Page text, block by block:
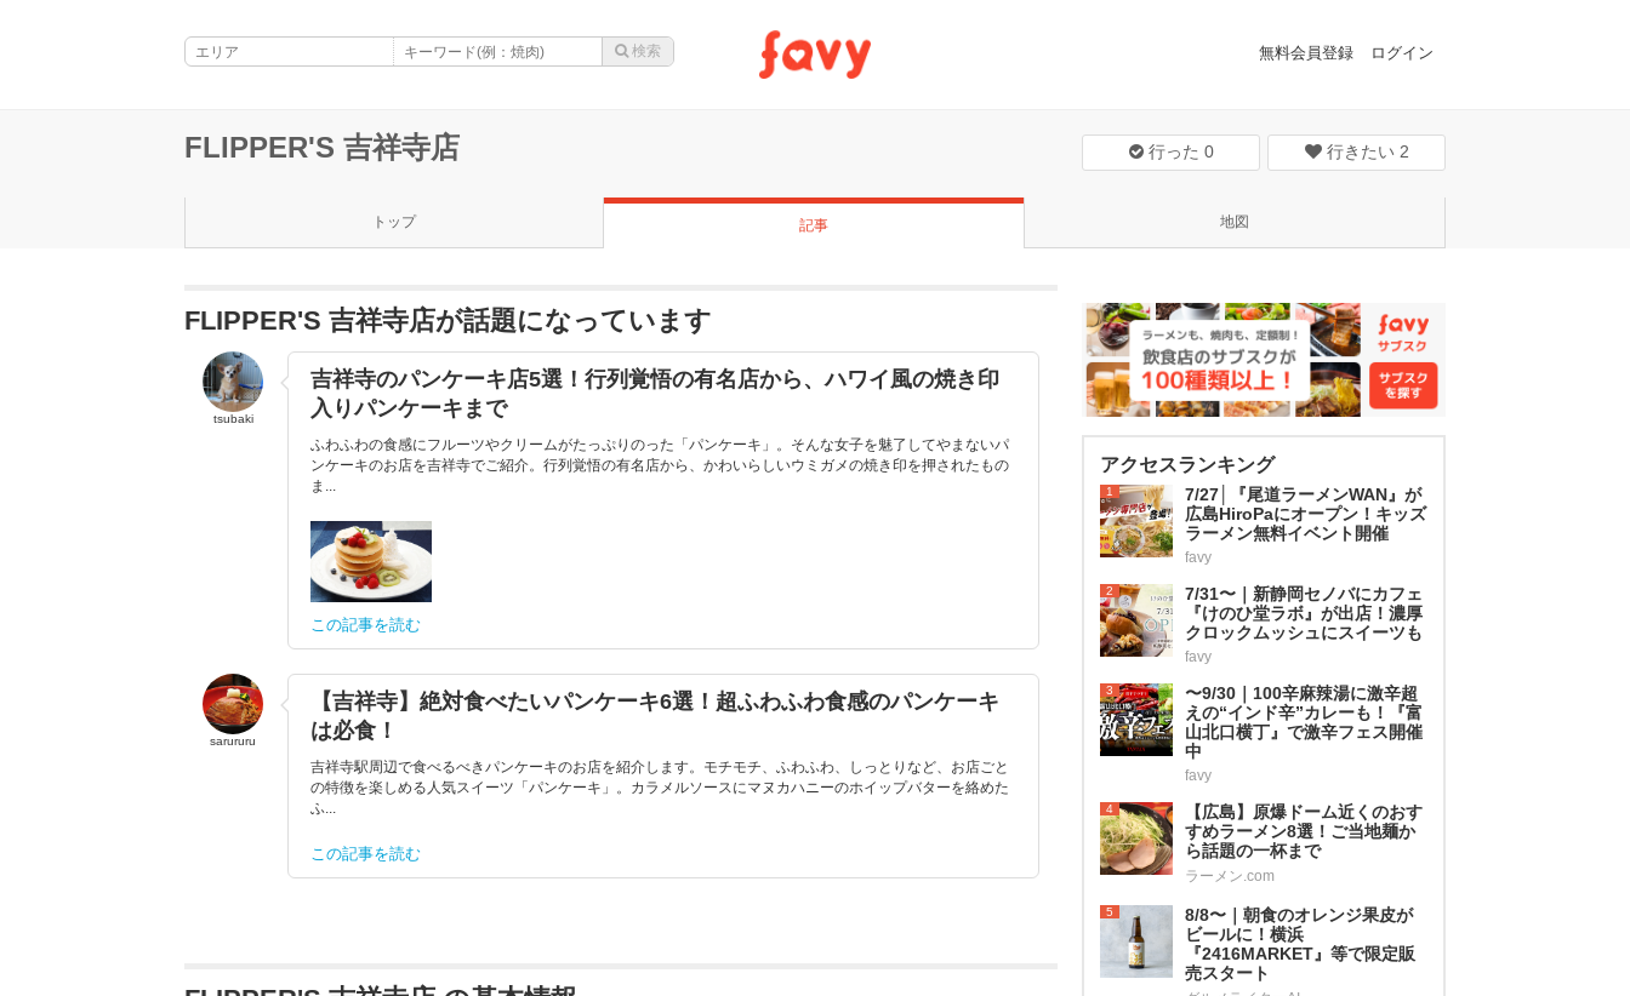
無料会員登録 ログイン
FLIPPER'S 吉祥寺店 行った 0 行きたい 2
トップ 記事 地図
FLIPPER'S 吉祥寺店が話題になっています
tsubaki
吉祥寺のパンケーキ店5選！行列覚悟の有名店から、ハワイ風の焼き印
入りパンケーキまで
ふわふわの食感にフルーツやクリームがたっぷりのった「パンケーキ」。そんな女子を魅了してやまないパ
ンケーキのお店を吉祥寺でご紹介。行列覚悟の有名店から、かわいらしいウミガメの焼き印を押されたもの
ま...
この記事を読む
sarururu
【吉祥寺】絶対食べたいパンケーキ6選！超ふわふわ食感のパンケーキ
は必食！
吉祥寺駅周辺で食べるべきパンケーキのお店を紹介します。モチモチ、ふわふわ、しっとりなど、お店ごと
の特徴を楽しめる人気スイーツ「パンケーキ」。カラメルソースにマヌカハニーのホイップバターを絡めた
ふ...
この記事を読む
アクセスランキング
1
7/27│『尾道ラーメンWAN』が
広島HiroPaにオープン！キッズ
ラーメン無料イベント開催
favy
2
7/31〜｜新静岡セノバにカフェ
『けのひ堂ラボ』が出店！濃厚
クロックムッシュにスイーツも
favy
3
〜9/30｜100辛麻辣湯に激辛超
えの“インド辛”カレーも！『富
山北口横丁』で激辛フェス開催
中
favy
4
【広島】原爆ドーム近くのおす
すめラーメン8選！ご当地麺か
ら話題の一杯まで
ラーメン.com
5
8/8〜｜朝食のオレンジ果皮が
ビールに！横浜
『2416MARKET』等で限定販
売スタート